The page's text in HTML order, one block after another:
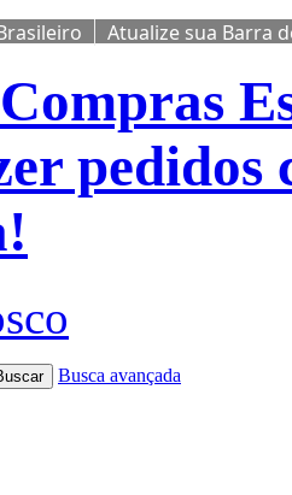
Atualize sua Barra
pedidos
Busca avançada